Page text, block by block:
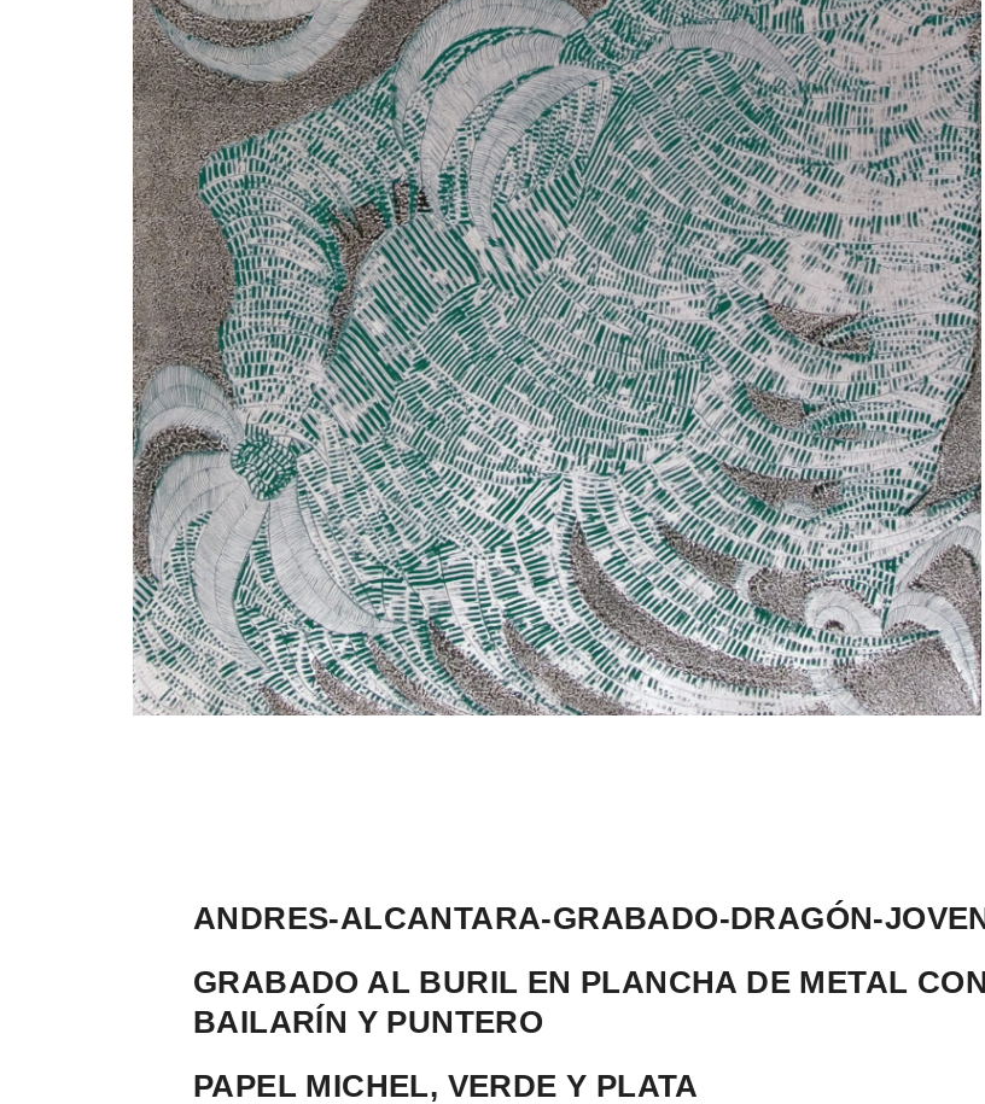
ANDRES-ALCANTARA-GRABADO-DRAGÓN-
GRABADO AL BURIL EN PLANCHA DE METAL
BAILARÍN Y PUNTERO
PAPEL MICHEL, VERDE Y PLATA